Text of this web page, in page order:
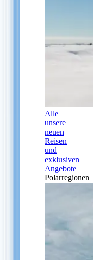
Alle
unsere
neuen
Reisen
und
exklusiven
Angebote
Polarregionen